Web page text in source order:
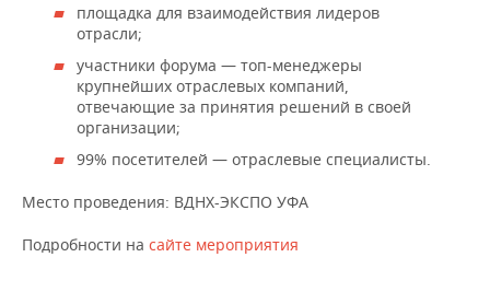
площадка для взаимодействия лидеров
отрасли;
участники форума — топ-менеджеры
крупнейших отраслевых компаний,
отвечающие за принятия решений в своей
организации;
99% посетителей — отраслевые специалисты.
Место проведения: ВДНХ-ЭКСПО УФА
Подробности на сайте мероприятия